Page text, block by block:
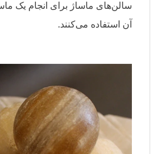
سالن‌های ماساژ برای انجام یک
آن استفاده می‌کنند.